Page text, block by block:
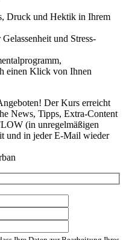
Druck und Hektik in Ihrem
und Stress-
einen Klick von Ihnen
Der Kurs erreicht
News, Tipps, Extra-Content
(in unregelmäßigen
und in jeder E-Mail wieder